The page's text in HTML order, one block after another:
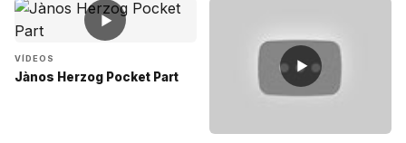
▶
VÍDEOS
Jànos Herzog Pocket Part
▶